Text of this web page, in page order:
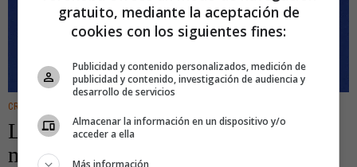
CREATIVIDAD
Las imágenes hablan y también
mienten: figuras retóricas visuales
gratuito, mediante la aceptación de
cookies con los siguientes fines:
Publicidad y contenido personalizados, medición de
publicidad y contenido, investigación de audiencia y
desarrollo de servicios
Almacenar la información en un dispositivo y/o
acceder a ella
Más información